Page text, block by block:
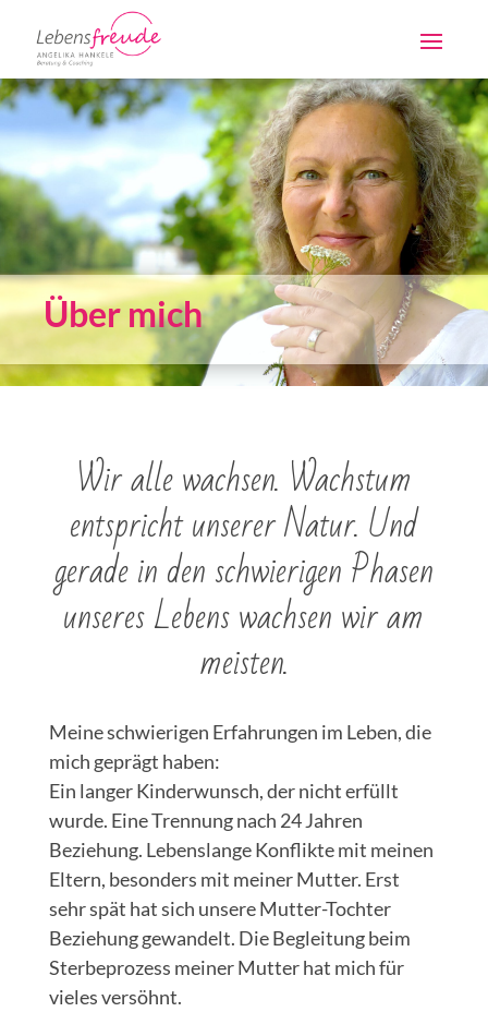
Über mich
Wir alle wachsen. Wachstum
entspricht unserer Natur. Und
gerade in den schwierigen Phasen
unseres Lebens wachsen wir am
meisten.
Meine schwierigen Erfahrungen im Leben, die
mich geprägt haben:
Ein langer Kinderwunsch, der nicht erfüllt
wurde. Eine Trennung nach 24 Jahren
Beziehung. Lebenslange Konflikte mit meinen
Eltern, besonders mit meiner Mutter. Erst
sehr spät hat sich unsere Mutter-Tochter
Beziehung gewandelt. Die Begleitung beim
Sterbeprozess meiner Mutter hat mich für
vieles versöhnt.